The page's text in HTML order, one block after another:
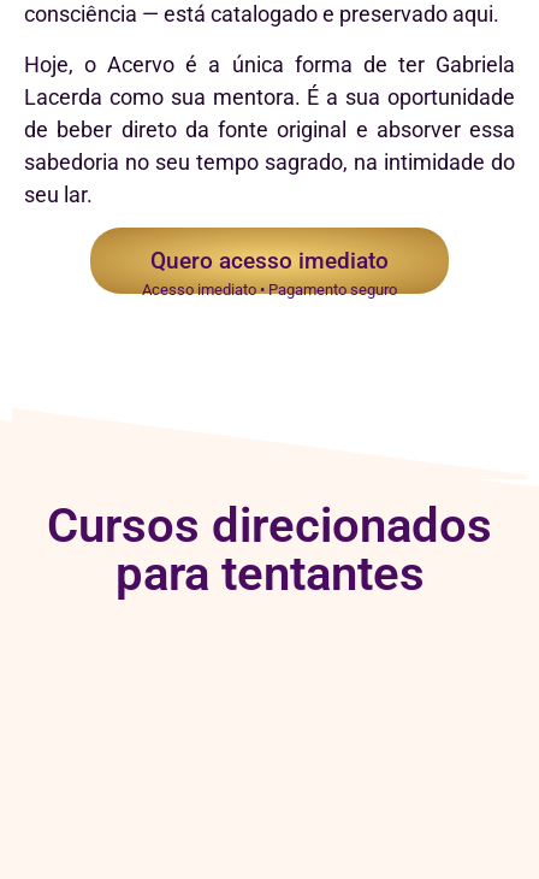
consciência — está catalogado e preservado aqui.
Hoje, o Acervo é a única forma de ter Gabriela
Lacerda como sua mentora. É a sua oportunidade
de beber direto da fonte original e absorver essa
sabedoria no seu tempo sagrado, na intimidade do
seu lar.
Quero acesso imediato
Acesso imediato • Pagamento seguro
Cursos direcionados
para tentantes